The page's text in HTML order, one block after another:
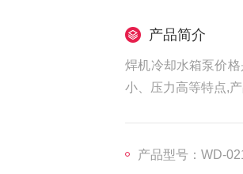
产品简介
焊机冷却水箱泵价
小、压力高等特点,
产品型号：WD-